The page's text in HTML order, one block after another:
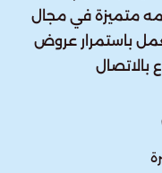
متميزة في مجال
باستمرار عروض
بالاتصال